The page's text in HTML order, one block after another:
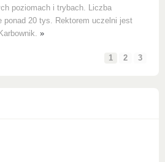
poziomach i trybach. Liczba
ponad 20 tys. Rektorem uczelni jest
»
1 2 3